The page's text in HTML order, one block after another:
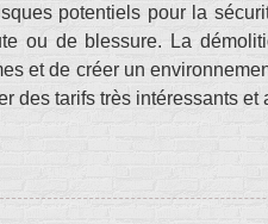
potentiels pour la
ou de blessure. La
et de créer un
des tarifs très intéressants